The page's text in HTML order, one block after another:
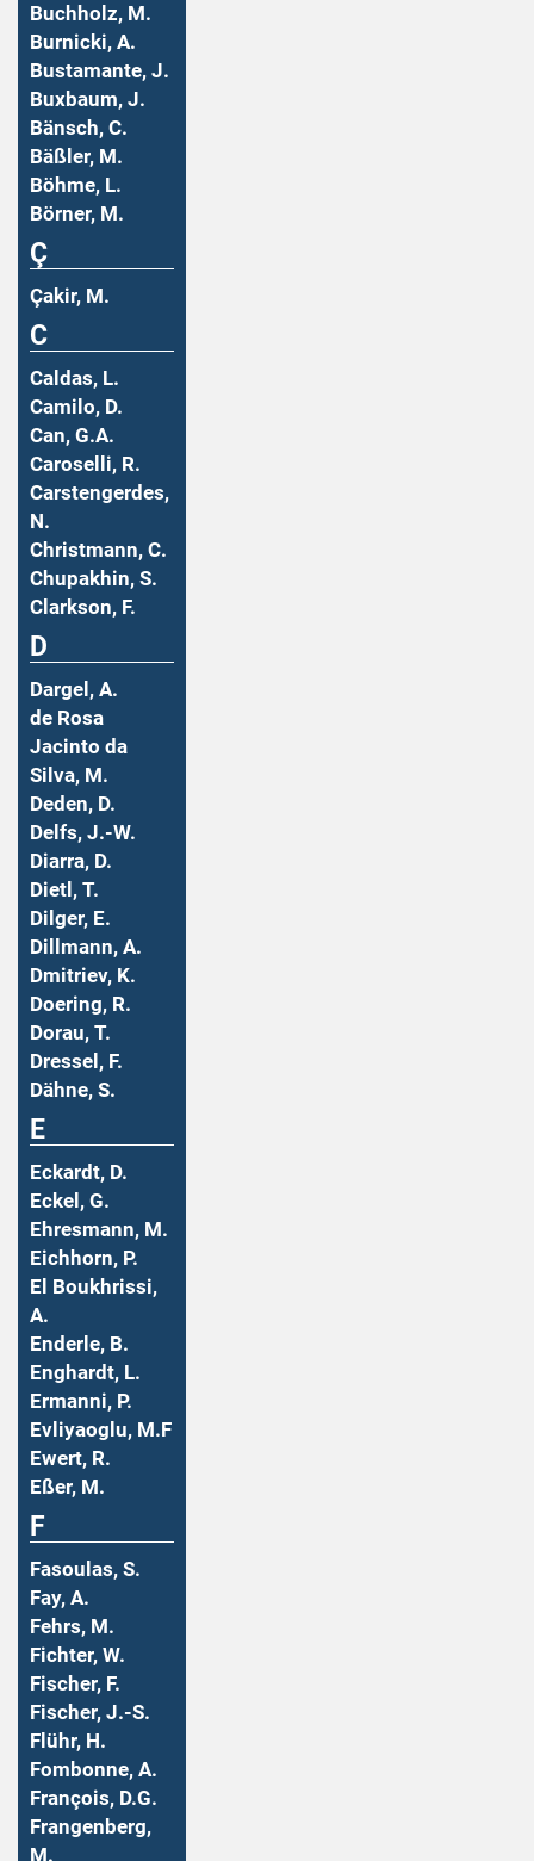
Buchholz, M.
Burnicki, A.
Bustamante, J.
Buxbaum, J.
Bänsch, C.
Bäßler, M.
Böhme, L.
Börner, M.
Ç
Çakir, M.
C
Caldas, L.
Camilo, D.
Can, G.A.
Caroselli, R.
Carstengerdes,
N.
Christmann, C.
Chupakhin, S.
Clarkson, F.
D
Dargel, A.
de Rosa
Jacinto da
Silva, M.
Deden, D.
Delfs, J.-W.
Diarra, D.
Dietl, T.
Dilger, E.
Dillmann, A.
Dmitriev, K.
Doering, R.
Dorau, T.
Dressel, F.
Dähne, S.
E
Eckardt, D.
Eckel, G.
Ehresmann, M.
Eichhorn, P.
El Boukhrissi,
A.
Enderle, B.
Enghardt, L.
Ermanni, P.
Evliyaoglu, M.F
Ewert, R.
Eßer, M.
F
Fasoulas, S.
Fay, A.
Fehrs, M.
Fichter, W.
Fischer, F.
Fischer, J.-S.
Flühr, H.
Fombonne, A.
François, D.G.
Frangenberg,
M.